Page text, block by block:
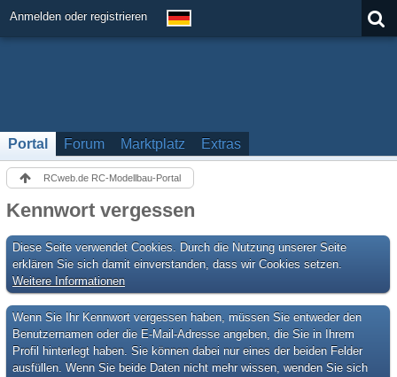
Anmelden oder registrieren
Portal Forum Marktplatz Extras
RCweb.de RC-Modellbau-Portal
Kennwort vergessen
Diese Seite verwendet Cookies. Durch die Nutzung unserer Seite
erklären Sie sich damit einverstanden, dass wir Cookies setzen.
Weitere Informationen
Wenn Sie Ihr Kennwort vergessen haben, müssen Sie entweder den
Benutzernamen oder die E-Mail-Adresse angeben, die Sie in Ihrem
Profil hinterlegt haben. Sie können dabei nur eines der beiden Felder
ausfüllen. Wenn Sie beide Daten nicht mehr wissen, wenden Sie sich